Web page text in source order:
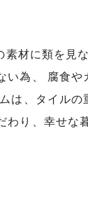
材に類を見
い為、 腐食
は、タイルの
り、幸せな